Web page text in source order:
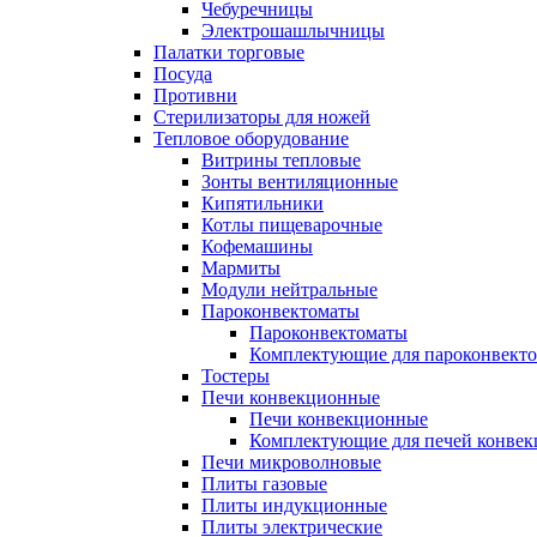
Чебуречницы
Электрошашлычницы
Палатки торговые
Посуда
Противни
Стерилизаторы для ножей
Тепловое оборудование
Витрины тепловые
Зонты вентиляционные
Кипятильники
Котлы пищеварочные
Кофемашины
Мармиты
Модули нейтральные
Пароконвектоматы
Пароконвектоматы
Комплектующие для
Тостеры
Печи конвекционные
Печи конвекционные
Комплектующие для печей
Печи микроволновые
Плиты газовые
Плиты индукционные
Плиты электрические